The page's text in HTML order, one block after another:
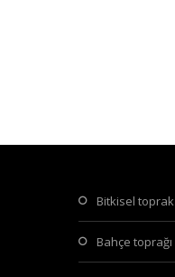
bitkisel toprak
bahçe toprağı